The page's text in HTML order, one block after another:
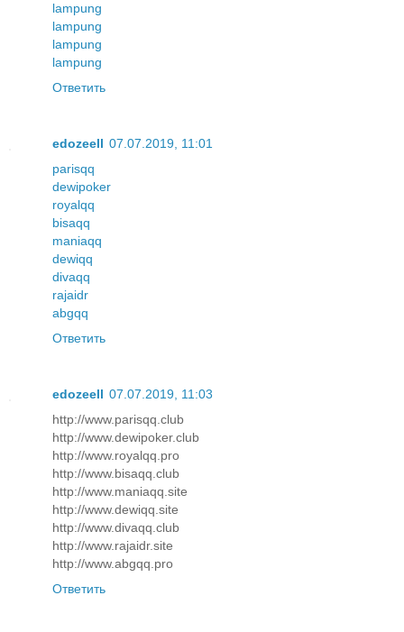
lampung
lampung
lampung
lampung
Ответить
edozeell 07.07.2019, 11:01
parisqq
dewipoker
royalqq
bisaqq
maniaqq
dewiqq
divaqq
rajaidr
abgqq
Ответить
edozeell 07.07.2019, 11:03
http://www.parisqq.club
http://www.dewipoker.club
http://www.royalqq.pro
http://www.bisaqq.club
http://www.maniaqq.site
http://www.dewiqq.site
http://www.divaqq.club
http://www.rajaidr.site
http://www.abgqq.pro
Ответить